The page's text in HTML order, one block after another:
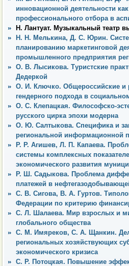
инновационной деятельности
профессионального отбора в
Н. Лантуат. Музыкальный театр
Н. Н. Мелькина, Д. С. Юрин.
планированию маркетинговой
промышленного предприятия
О. В. Лысикова. Туристские
Дедеркой
О. И. Ключко. Общероссийские и
гендерного подхода в
О. С. Клепацкая. Философско-
русского цирка эпохи модерна
О. Ю. Салтыкова. Специфика и
региональной информационной
Р. Р. Агишев, Л. П. Капаева.
системы комплексных
экономического развития
Р. Ш. Садыкова. Проблема
платежей в
С. В. Сигова, В. А. Гуртов.
Федерации по критерию
С. Л. Шалаева. Мир взрослых и
глобального общества
С. М. Имяреков, С. А. Щанкин.
региональных хозяйствующих
экономического кризиса
С. Р. Потоцкая. Повышение